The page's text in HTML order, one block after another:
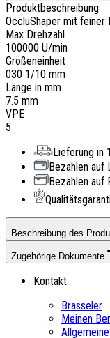
Produktbeschreibung
OccluShaper mit feiner
Max Drehzahl
100000 U/min
Größeneinheit
030 1/10 mm
Länge in mm
7.5 mm
VPE
5
Lieferung in
Bezahlen auf
Bezahlen auf
Beschreibung des
Zugehörige Dokumente
Kontakt
Brasseler
Meinen